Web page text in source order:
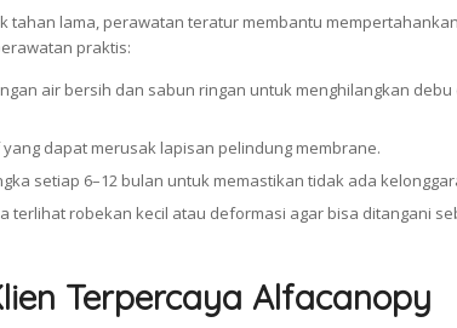
tahan lama, perawatan teratur membantu mempertahankan
praktis:
air bersih dan sabun ringan untuk menghilangkan debu
dapat merusak lapisan pelindung membrane.
setiap 6–12 bulan untuk memastikan tidak ada
terlihat robekan kecil atau deformasi agar bisa ditangani
Terpercaya Alfacanopy